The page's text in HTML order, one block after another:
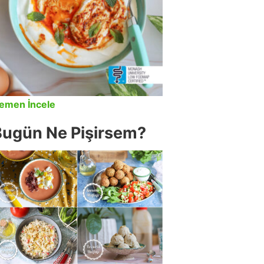
İncele
Ne Pişirsem?